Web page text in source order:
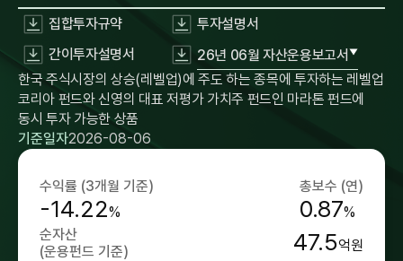
한국 주식시장의 상승(레벨업)에 주도 하는 종목에 투자하는 레벨업
코리아 펀드와 신영의 대표 저평가 가치주 펀드인 마라톤 펀드에
동시 투자 가능한 상품
기준일자2026-08-06
집합투자규약
투자설명서
간이투자설명서
26년 06월 자산운용보고서
수익률 (3개월 기준)
-14.22%
총보수 (연)
0.87%
순자산
(운용펀드 기준)
47.5억원